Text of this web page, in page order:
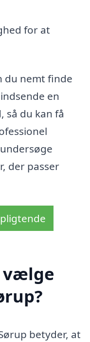
for at
du nemt finde
en
så du kan få
der passer
vælge
betyder, at